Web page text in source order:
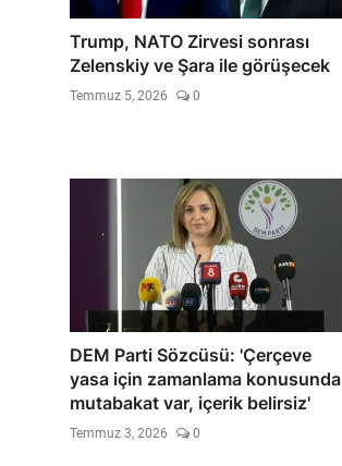
Trump, NATO Zirvesi sonrası
Zelenskiy ve Şara ile görüşecek
Temmuz 5, 2026 0
DEM Parti Sözcüsü: 'Çerçeve
yasa için zamanlama konusunda
mutabakat var, içerik belirsiz'
Temmuz 3, 2026 0